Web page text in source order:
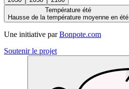
Température été
Hausse de la température moyenne en été
Une initiative par Bonpote.com
Soutenir le projet